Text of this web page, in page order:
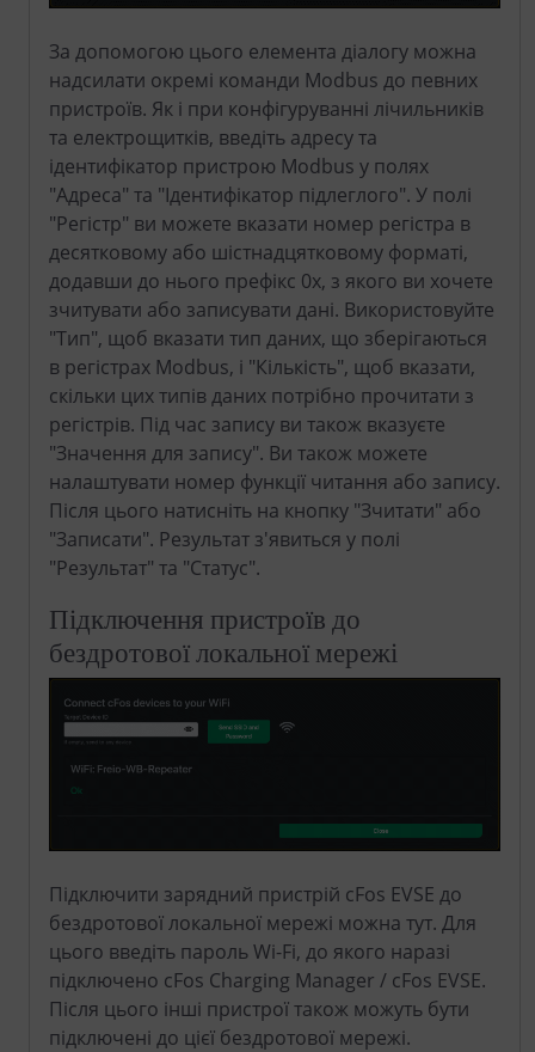
За допомогою цього елемента діалогу можна
надсилати окремі команди Modbus до певних
пристроїв. Як і при конфігуруванні лічильників
та електрощитків, введіть адресу та
ідентифікатор пристрою Modbus у полях
"Адреса" та "Ідентифікатор підлеглого". У полі
"Регістр" ви можете вказати номер регістра в
десятковому або шістнадцятковому форматі,
додавши до нього префікс 0x, з якого ви хочете
зчитувати або записувати дані. Використовуйте
"Тип", щоб вказати тип даних, що зберігаються
в регістрах Modbus, і "Кількість", щоб вказати,
скільки цих типів даних потрібно прочитати з
регістрів. Під час запису ви також вказуєте
"Значення для запису". Ви також можете
налаштувати номер функції читання або запису.
Після цього натисніть на кнопку "Зчитати" або
"Записати". Результат з'явиться у полі
"Результат" та "Статус".
Підключення пристроїв до
бездротової локальної мережі
Підключити зарядний пристрій cFos EVSE до
бездротової локальної мережі можна тут. Для
цього введіть пароль Wi-Fi, до якого наразі
підключено cFos Charging Manager / cFos EVSE.
Після цього інші пристрої також можуть бути
підключені до цієї бездротової мережі.